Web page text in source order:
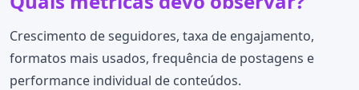
Crescimento de seguidores, taxa de engajamento,
formatos mais usados, frequência de postagens e
performance individual de conteúdos.